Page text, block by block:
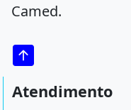
Camed.
Atendimento